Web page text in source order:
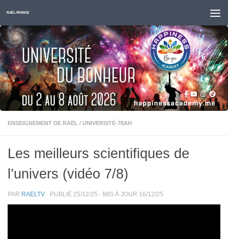
Skip to content
RAËL FRANCE
ENSEIGNEMENT DE RAËL / UNIVERSITÉ-78AH
Les meilleurs scientifiques de
l’univers (vidéo 7/8)
PAR RAELTV · PUBLIÉ 25/12/25 · MIS À JOUR 16/12/25